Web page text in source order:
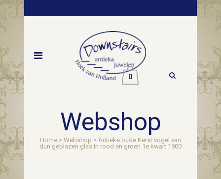
0
Webshop
Home > Webshop > Antieke oude Kerst vogel van
dun geblazen glas in rood en groen 1e kwart 1900